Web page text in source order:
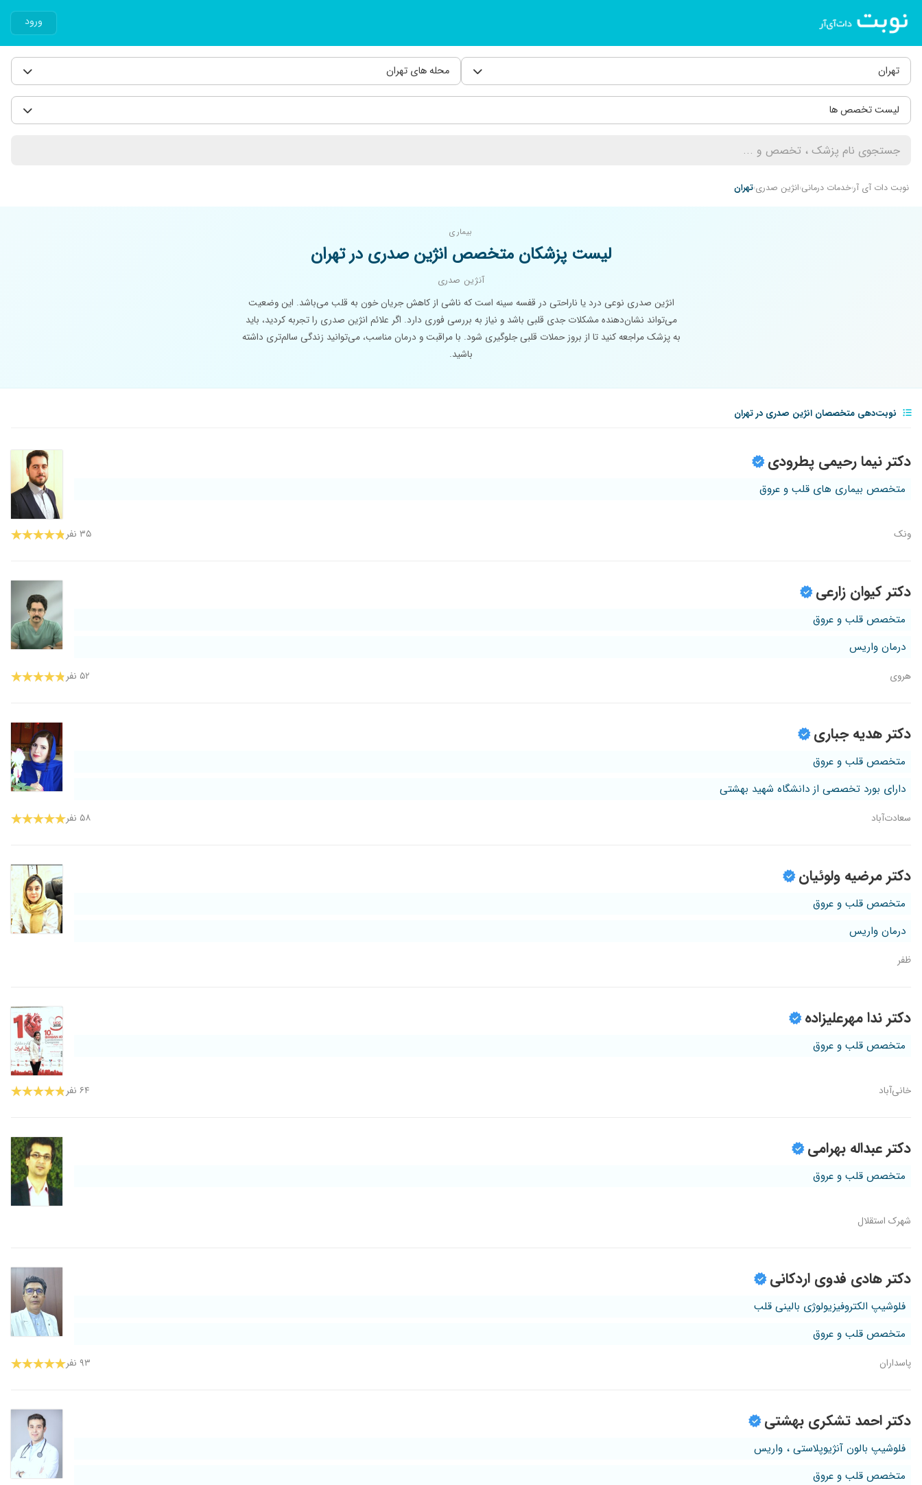
ورود
تهران محله های تهران
لیست تخصص ها
نوبت دات آی آرخدمات درمانی انژین صدری تهران
بیماری
لیست پزشکان متخصص انژین صدری در تهران
آنژین صدری
انژین صدری نوعی درد یا ناراحتی در قفسه سینه است که ناشی از کاهش جریان خون به قلب می‌باشد. این وضعیت
می‌تواند نشان‌دهنده مشکلات جدی قلبی باشد و نیاز به بررسی فوری دارد. اگر علائم انژین صدری را تجربه کردید، باید
به پزشک مراجعه کنید تا از بروز حملات قلبی جلوگیری شود. با مراقبت و درمان مناسب، می‌توانید زندگی سالم‌تری داشته
باشید.
نوبت‌دهی متخصصان انژین صدری در تهران
دکتر نیما رحیمی پطرودی
متخصص بیماری های قلب و عروق
ونک ۳۵ نفر
دکتر کیوان زارعی
متخصص قلب و عروق
درمان واریس
هروی ۵۲ نفر
دکتر هدیه جباری
متخصص قلب و عروق
دارای بورد تخصصی از دانشگاه شهید بهشتی
سعادت‌آباد ۵۸ نفر
دکتر مرضیه ولوئیان
متخصص قلب و عروق
درمان واریس
ظفر
دکتر ندا مهرعلیزاده
متخصص قلب و عروق
خانی‌آباد ۶۴ نفر
دکتر عبداله بهرامی
متخصص قلب و عروق
شهرک استقلال
دکتر هادی فدوی اردکانی
فلوشیپ الکتروفیزیولوژی بالینی قلب
متخصص قلب و عروق
پاسداران ۹۳ نفر
دکتر احمد تشکری بهشتی
فلوشیپ بالون آنژیوپلاستی ، واریس
متخصص قلب و عروق